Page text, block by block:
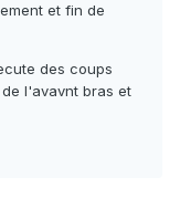
et fin de
des coups
l'avavnt bras et